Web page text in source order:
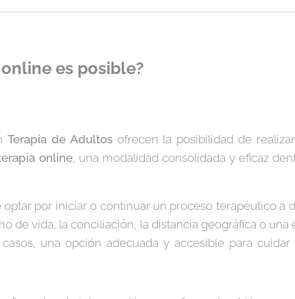
es posible?
Terapia de Adultosofrecen la posibilidad de realizar
online, una modalidad consolidada y eficaz
por iniciar o continuar un proceso terapéutico a
de vida, la conciliación, la distancia geográfica o una
una opción adecuada y accesible para cuidar